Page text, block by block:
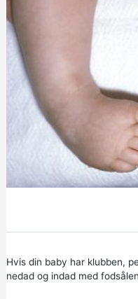
Hvis din baby har klubben,
nedad og indad med